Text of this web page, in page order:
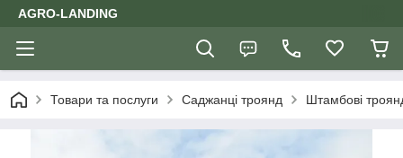
AGRO-LANDING
Товари та послуги Саджанці троянд Штамбові